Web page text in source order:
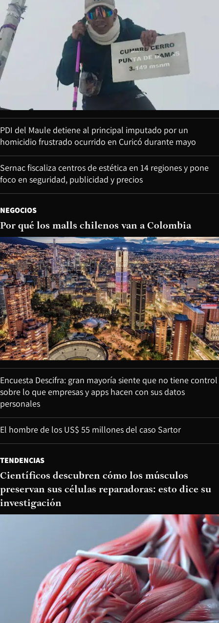
PDI del Maule detiene al principal imputado por un
homicidio frustrado ocurrido en Curicó durante mayo
Sernac fiscaliza centros de estética en 14 regiones y pone
foco en seguridad, publicidad y precios
NEGOCIOS
Por qué los malls chilenos van a Colombia
Encuesta Descifra: gran mayoría siente que no tiene control
sobre lo que empresas y apps hacen con sus datos
personales
El hombre de los US$ 55 millones del caso Sartor
TENDENCIAS
Científicos descubren cómo los músculos
preservan sus células reparadoras: esto dice su
investigación